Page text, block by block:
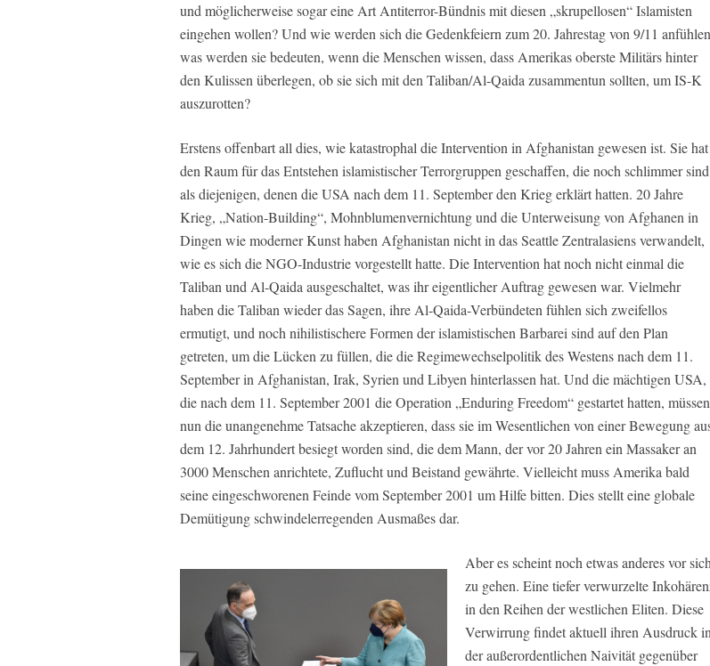
und möglicherweise sogar eine Art Antiterror-Bündnis mit diesen „skrupellosen“ Islamisten
eingehen wollen? Und wie werden sich die Gedenkfeiern zum 20. Jahrestag von 9/11
was werden sie bedeuten, wenn die Menschen wissen, dass Amerikas oberste Militärs hinter
den Kulissen überlegen, ob sie sich mit den Taliban/Al-Qaida zusammentun sollten, um IS-K
auszurotten?
Erstens offenbart all dies, wie katastrophal die Intervention in Afghanistan gewesen ist. Sie hat
den Raum für das Entstehen islamistischer Terrorgruppen geschaffen, die noch schlimmer sind
als diejenigen, denen die USA nach dem 11. September den Krieg erklärt hatten. 20 Jahre
Krieg, „Nation-Building“, Mohnblumenvernichtung und die Unterweisung von Afghanen in
Dingen wie moderner Kunst haben Afghanistan nicht in das Seattle Zentralasiens verwandelt,
wie es sich die NGO-Industrie vorgestellt hatte. Die Intervention hat noch nicht einmal die
Taliban und Al-Qaida ausgeschaltet, was ihr eigentlicher Auftrag gewesen war. Vielmehr
haben die Taliban wieder das Sagen, ihre Al-Qaida-Verbündeten fühlen sich zweifellos
ermutigt, und noch nihilistischere Formen der islamistischen Barbarei sind auf den Plan
getreten, um die Lücken zu füllen, die die Regimewechselpolitik des Westens nach dem 11.
September in Afghanistan, Irak, Syrien und Libyen hinterlassen hat. Und die mächtigen USA,
die nach dem 11. September 2001 die Operation „Enduring Freedom“ gestartet hatten, müssen
nun die unangenehme Tatsache akzeptieren, dass sie im Wesentlichen von einer Bewegung
dem 12. Jahrhundert besiegt worden sind, die dem Mann, der vor 20 Jahren ein Massaker an
3000 Menschen anrichtete, Zuflucht und Beistand gewährte. Vielleicht muss Amerika bald
seine eingeschworenen Feinde vom September 2001 um Hilfe bitten. Dies stellt eine globale
Demütigung schwindelerregenden Ausmaßes dar.
Aber es scheint noch etwas anderes vor sich
zu gehen. Eine tiefer verwurzelte
in den Reihen der westlichen Eliten. Diese
Verwirrung findet aktuell ihren Ausdruck in
der außerordentlichen Naivität gegenüber